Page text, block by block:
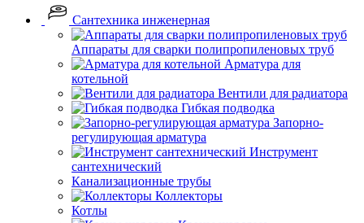
Сантехника инженерная
Аппараты для сварки полипропиленовых труб
Арматура для
котельной
Вентили для радиатора
Гибкая подводка
Запорно-
регулирующая арматура
Инструмент
сантехнический
Канализационные трубы
Коллекторы
Котлы